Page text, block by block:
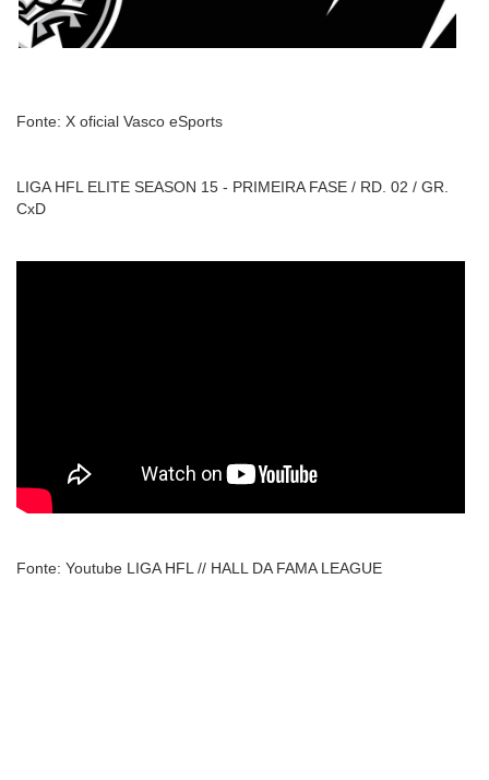
Fonte: X oficial Vasco eSports
LIGA HFL ELITE SEASON 15 - PRIMEIRA FASE / RD. 02 / GR.
CxD
Fonte: Youtube LIGA HFL // HALL DA FAMA LEAGUE